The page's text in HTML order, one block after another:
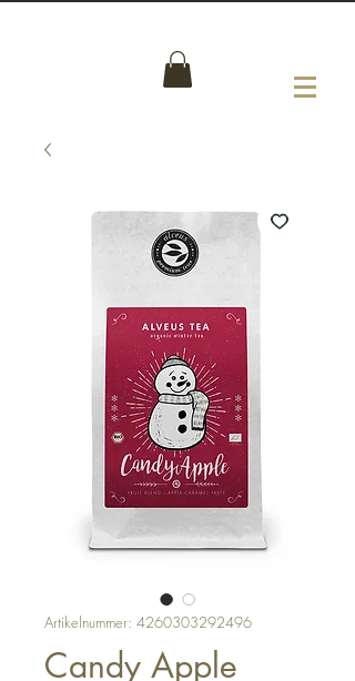
Artikelnummer: 4260303292496
Candy Apple